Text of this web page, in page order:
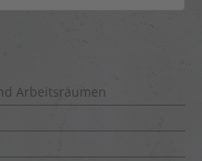
Arbeitsräumen